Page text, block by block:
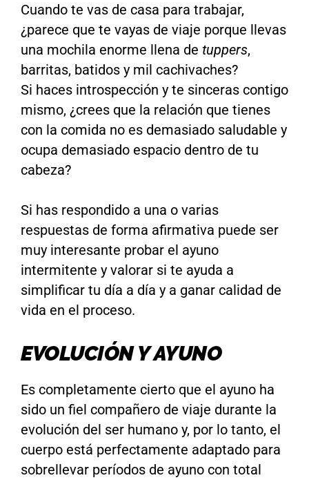
Cuando te vas de casa para trabajar,
¿parece que te vayas de viaje porque llevas
una mochila enorme llena de tuppers,
barritas, batidos y mil cachivaches?
Si haces introspección y te sinceras contigo
mismo, ¿crees que la relación que tienes
con la comida no es demasiado saludable y
ocupa demasiado espacio dentro de tu
cabeza?
Si has respondido a una o varias
respuestas de forma afirmativa puede ser
muy interesante probar el ayuno
intermitente y valorar si te ayuda a
simplificar tu día a día y a ganar calidad de
vida en el proceso.
EVOLUCIÓN Y AYUNO
Es completamente cierto que el ayuno ha
sido un fiel compañero de viaje durante la
evolución del ser humano y, por lo tanto, el
cuerpo está perfectamente adaptado para
sobrellevar períodos de ayuno con total